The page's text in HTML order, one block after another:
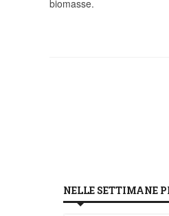
biomasse.
NELLE SETTIMANE